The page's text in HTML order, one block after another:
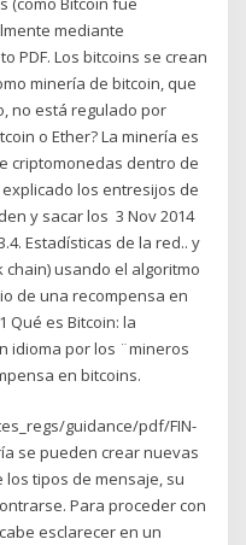
mediante
PDF. Los bitcoins se crean
minería de bitcoin, que
no está regulado por
o Ether? La minería es
criptomonedas dentro de
los entresijos de
y sacar los 3 Nov 2014
Estadísticas de la red.. y
usando el algoritmo
de una recompensa en
Qué es Bitcoin: la
idioma por los ¨mineros
en bitcoins.
guidance/pdf/FIN-
se pueden crear nuevas
los tipos de mensaje, su
Para proceder con
esclarecer en un